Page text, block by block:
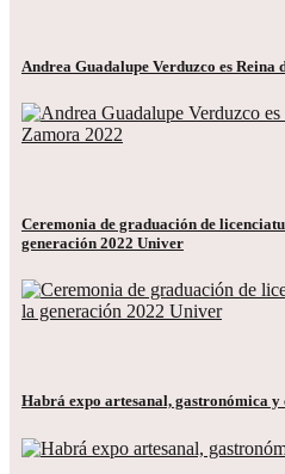
Andrea Guadalupe Verduzco es
Ceremonia de graduación de
generación 2022 Univer
Habrá expo artesanal, gastronómica